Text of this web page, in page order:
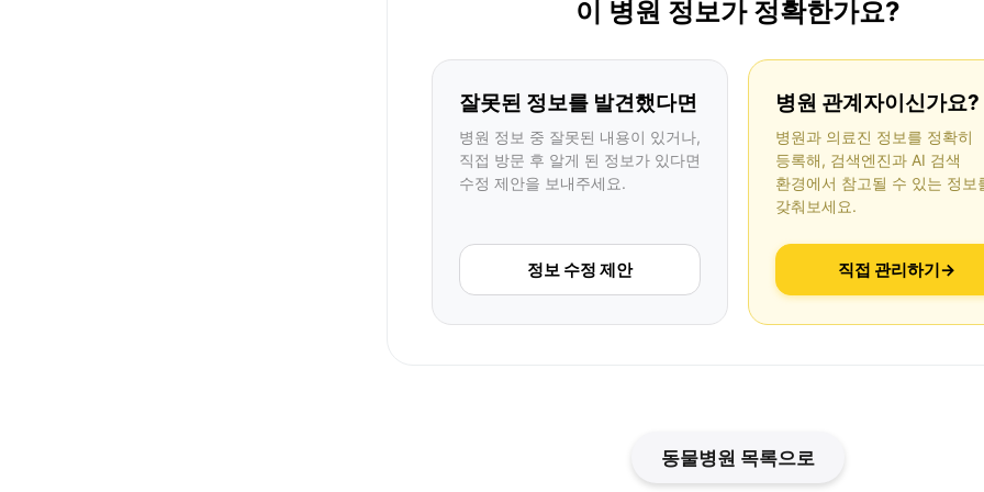
이 병원 정보가 정확한가요?
잘못된 정보를 발견했다면
병원 정보 중 잘못된 내용이 있거나,
직접 방문 후 알게 된 정보가 있다면
수정 제안을 보내주세요.
정보 수정 제안
병원 관계자이신가요?
병원과 의료진 정보를 정확히
등록해, 검색엔진과 AI 검색
환경에서 참고될 수 있는 정보
갖춰보세요.
직접 관리하기→
동물병원 목록으로